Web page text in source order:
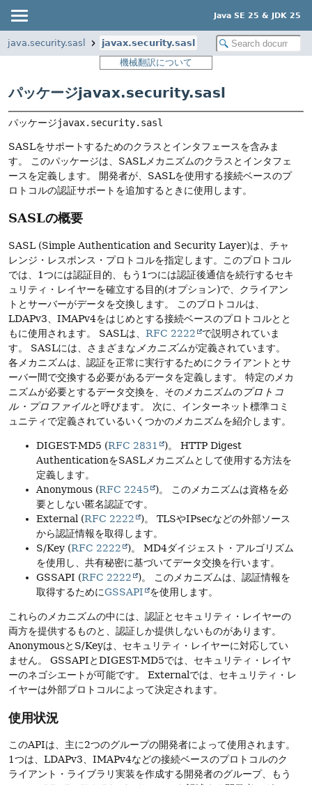
Java SE 25 & JDK 25
java.security.sasl
javax.security.sasl
機械翻訳について
パッケージjavax.security.sasl
パッケージjavax.security.sasl
SASLをサポートするためのクラスとインタフェースを含みま
す。
このパッケージは、SASLメカニズムのクラスとインタフェ
ースを定義します。
開発者が、SASLを使用する接続ベースのプ
ロトコルの認証サポートを追加するときに使用します。
SASLの概要
SASL (Simple Authentication and Security Layer)は、チャ
レンジ・レスポンス・プロトコルを指定します。このプロトコル
では、1つには認証目的、もう1つには認証後通信を続行するセキ
ュリティ・レイヤーを確立する目的(オプション)で、クライアン
トとサーバーがデータを交換します。
このプロトコルは、
LDAPv3、IMAPv4をはじめとする接続ベースのプロトコルとと
もに使用されます。
SASLは、 RFC 2222
で説明されていま
す。
SASLには、さまざまな メカニズムが定義されています。
各メカニズムは、認証を正常に実行するためにクライアントとサ
ーバー間で交換する必要があるデータを定義します。
特定のメカ
ニズムが必要とするデータ交換を、そのメカニズムのプロトコ
ル・プロファイルと呼びます。
次に、インターネット標準コミ
ュニティで定義されているいくつかのメカニズムを紹介します。
DIGEST-MD5 (RFC 2831 )。
HTTP Digest
AuthenticationをSASLメカニズムとして使用する方法を
定義します。
Anonymous (RFC 2245 )。
このメカニズムは資格を必
要としない匿名認証です。
External (RFC 2222 )。
TLSやIPsecなどの外部ソース
から認証情報を取得します。
S/Key (RFC 2222 )。
MD4ダイジェスト・アルゴリズム
を使用し、共有秘密に基づいてデータ交換を行います。
GSSAPI (RFC 2222 )。
このメカニズムは、認証情報を
取得するためにGSSAPI を使用します。
これらのメカニズムの中には、認証とセキュリティ・レイヤーの
両方を提供するものと、認証しか提供しないものがあります。
AnonymousとS/Keyは、セキュリティ・レイヤーに対応してい
ません。
GSSAPIとDIGEST-MD5では、セキュリティ・レイヤ
ーのネゴシエートが可能です。
Externalでは、セキュリティ・レ
イヤーは外部プロトコルによって決定されます。
使用状況
このAPIは、主に2つのグループの開発者によって使用されます。
1つは、LDAPv3、IMAPv4などの接続ベースのプロトコルのク
ライアント・ライブラリ実装を作成する開発者のグループ、もう